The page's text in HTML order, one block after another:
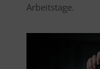
Arbeitstage.